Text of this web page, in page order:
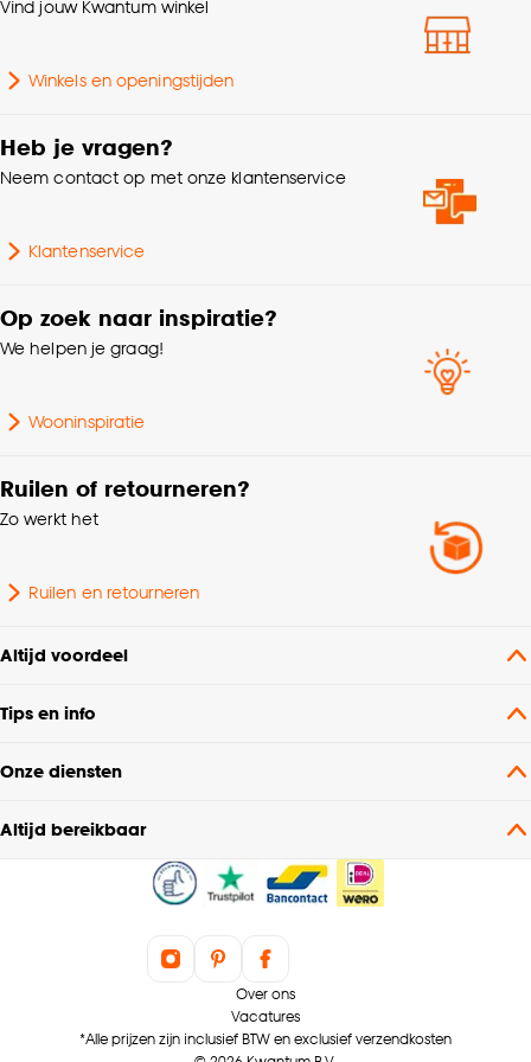
Goed om te weten is dat je deze keuze altijd nog
kan aanpassen, bekijk hiervoor onze
Scandinavisch, Japandi,
Modern, Retro, Landelijk,
Industrieel, Klassiek
Garantietermijn
Vind jouw Kwantum winkel
Winkels en openingstijden
Heb je vragen?
Neem contact op met onze klantenservice
Klantenservice
Op zoek naar inspiratie?
We helpen je graag!
Wooninspiratie
Ruilen of retourneren?
Zo werkt het
Ruilen en retourneren
Altijd voordeel
Tips en info
Onze diensten
Altijd bereikbaar
Over ons
Vacatures
*Alle prijzen zijn inclusief BTW en exclusief verzendkosten